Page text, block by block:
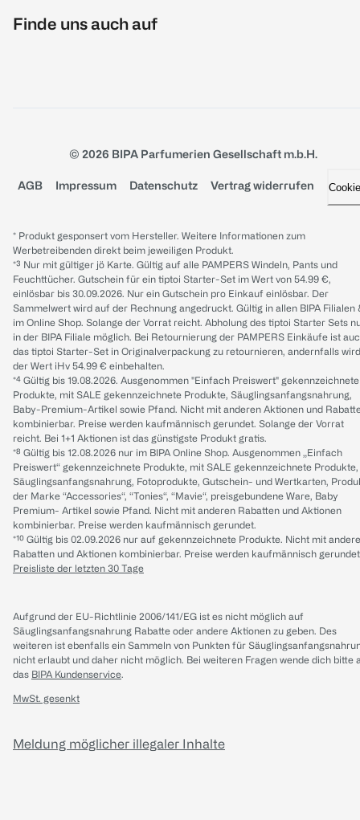
Finde uns auch auf
© 2026 BIPA Parfumerien Gesellschaft m.b.H.
AGB Impressum Datenschutz Vertrag widerrufen
* Produkt gesponsert vom Hersteller. Weitere Informationen zum
Werbetreibenden direkt beim jeweiligen Produkt.
*³ Nur mit gültiger jö Karte. Gültig auf alle PAMPERS Windeln, Pants und
Feuchttücher. Gutschein für ein tiptoi Starter-Set im Wert von 54.99 €,
einlösbar bis 30.09.2026. Nur ein Gutschein pro Einkauf einlösbar. Der
Sammelwert wird auf der Rechnung angedruckt. Gültig in allen BIPA Filialen
im Online Shop. Solange der Vorrat reicht. Abholung des tiptoi Starter Sets
in der BIPA Filiale möglich. Bei Retournierung der PAMPERS Einkäufe ist
das tiptoi Starter-Set in Originalverpackung zu retournieren, andernfalls wird
der Wert iHv 54.99 € einbehalten.
*⁴ Gültig bis 19.08.2026. Ausgenommen "Einfach Preiswert" gekennzeichnete
Produkte, mit SALE gekennzeichnete Produkte, Säuglingsanfangsnahrung,
Baby-Premium-Artikel sowie Pfand. Nicht mit anderen Aktionen und
kombinierbar. Preise werden kaufmännisch gerundet. Solange der Vorrat
reicht. Bei 1+1 Aktionen ist das günstigste Produkt gratis.
*⁸ Gültig bis 12.08.2026 nur im BIPA Online Shop. Ausgenommen „Einfach
Preiswert“ gekennzeichnete Produkte, mit SALE gekennzeichnete Produkte,
Säuglingsanfangsnahrung, Fotoprodukte, Gutschein- und Wertkarten,
der Marke “Accessories“, “Tonies“, “Mavie“, preisgebundene Ware, Baby
Premium- Artikel sowie Pfand. Nicht mit anderen Rabatten und Aktionen
kombinierbar. Preise werden kaufmännisch gerundet.
*¹⁰ Gültig bis 02.09.2026 nur auf gekennzeichnete Produkte. Nicht mit
Rabatten und Aktionen kombinierbar. Preise werden kaufmännisch
Preisliste der letzten 30 Tage
Aufgrund der EU-Richtlinie 2006/141/EG ist es nicht möglich auf
Säuglingsanfangsnahrung Rabatte oder andere Aktionen zu geben. Des
weiteren ist ebenfalls ein Sammeln von Punkten für
nicht erlaubt und daher nicht möglich. Bei weiteren Fragen wende dich bitte
das BIPA Kundenservice.
MwSt. gesenkt
Meldung möglicher illegaler Inhalte